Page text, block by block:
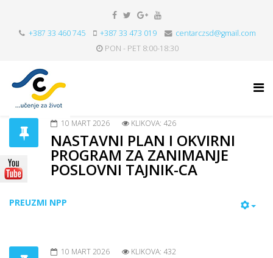
+387 33 460 745 +387 33 473 019
centarczsd@gmail.com
PON - PET 8:00-18:30
10 MART 2026 KLIKOVA: 426
NASTAVNI PLAN I OKVIRNI
PROGRAM ZA ZANIMANJE
POSLOVNI TAJNIK-CA
PREUZMI NPP
10 MART 2026 KLIKOVA: 432